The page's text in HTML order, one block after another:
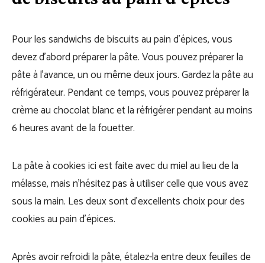
Pour les sandwichs de biscuits au pain d’épices, vous
devez d’abord préparer la pâte. Vous pouvez préparer la
pâte à l’avance, un ou même deux jours. Gardez la pâte au
réfrigérateur. Pendant ce temps, vous pouvez préparer la
crème au chocolat blanc et la réfrigérer pendant au moins
6 heures avant de la fouetter.
La pâte à cookies ici est faite avec du miel au lieu de la
mélasse, mais n’hésitez pas à utiliser celle que vous avez
sous la main. Les deux sont d’excellents choix pour des
cookies au pain d’épices.
Après avoir refroidi la pâte, étalez-la entre deux feuilles de